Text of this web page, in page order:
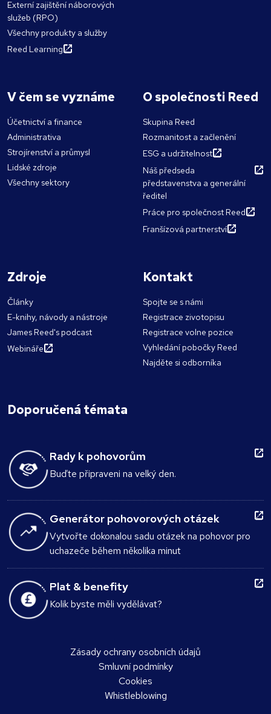
Externí zajištění náborových
služeb (RPO)
Všechny produkty a služby
Reed Learning
V čem se vyznáme
Účetnictví a finance
Administrativa
Strojírenství a průmysl
Lidské zdroje
Všechny sektory
O společnosti Reed
Skupina Reed
Rozmanitost a začlenění
ESG a udržitelnost
Náš předseda
představenstva a generální
ředitel
Práce pro společnost Reed
Franšízová partnerství
Zdroje
Články
E-knihy, návody a nástroje
James Reed's podcast
Webináře
Kontakt
Spojte se s námi
Registrace zivotopisu
Registrace volne pozice
Vyhledání pobočky Reed
Najděte si odborníka
Doporučená témata
Rady k pohovorům
Buďte připraveni na velký den.
Generátor pohovorových otázek
Vytvořte dokonalou sadu otázek na pohovor pro
uchazeče během několika minut
Plat & benefity
Kolik byste měli vydělávat?
Zásady ochrany osobních údajů
Smluvní podmínky
Cookies
Whistleblowing